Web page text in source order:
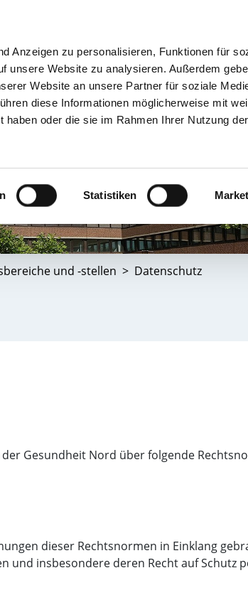
Anzeigen zu personalisieren, Funktionen für
unsere Website zu analysieren. Außerdem
Website an unsere Partner für soziale
diese Informationen möglicherweise mit
oder die sie im Rahmen Ihrer Nutzung
Statistiken
KRANKENHÄUSER & KLINIKEN
und -stellen Datenschutz
Gesundheit Nord über folgende
dieser Rechtsnormen in Einklang
insbesondere deren Recht auf Schutz